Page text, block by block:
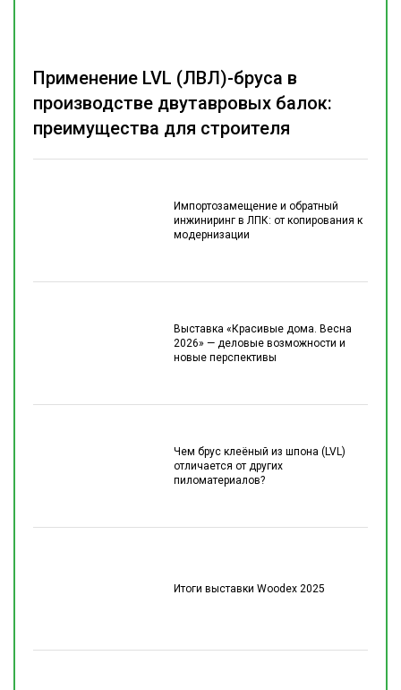
Импортозамещение и обратный
инжиниринг в ЛПК: от копирования к
модернизации
Выставка «Красивые дома. Весна
2026» — деловые возможности и
новые перспективы
Чем брус клеёный из шпона (LVL)
отличается от других
пиломатериалов?
Итоги выставки Woodex 2025
Применение LVL (ЛВЛ)-бруса в
производстве двутавровых балок:
преимущества для строителя